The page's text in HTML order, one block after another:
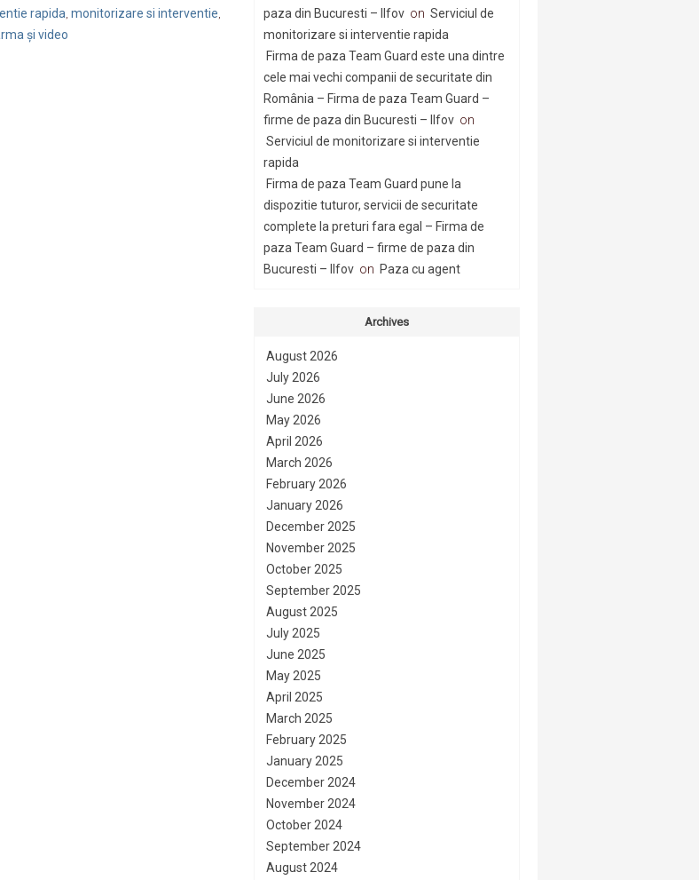
rapida, monitorizare si interventie,
și video
paza din Bucuresti – Ilfov on Serviciul de
monitorizare si interventie rapida
Firma de paza Team Guard este una dintre
cele mai vechi companii de securitate din
România – Firma de paza Team Guard –
firme de paza din Bucuresti – Ilfov on
Serviciul de monitorizare si interventie
rapida
Firma de paza Team Guard pune la
dispozitie tuturor, servicii de securitate
complete la preturi fara egal – Firma de
paza Team Guard – firme de paza din
Bucuresti – Ilfov on Paza cu agent
Archives
August 2026
July 2026
June 2026
May 2026
April 2026
March 2026
February 2026
January 2026
December 2025
November 2025
October 2025
September 2025
August 2025
July 2025
June 2025
May 2025
April 2025
March 2025
February 2025
January 2025
December 2024
November 2024
October 2024
September 2024
August 2024